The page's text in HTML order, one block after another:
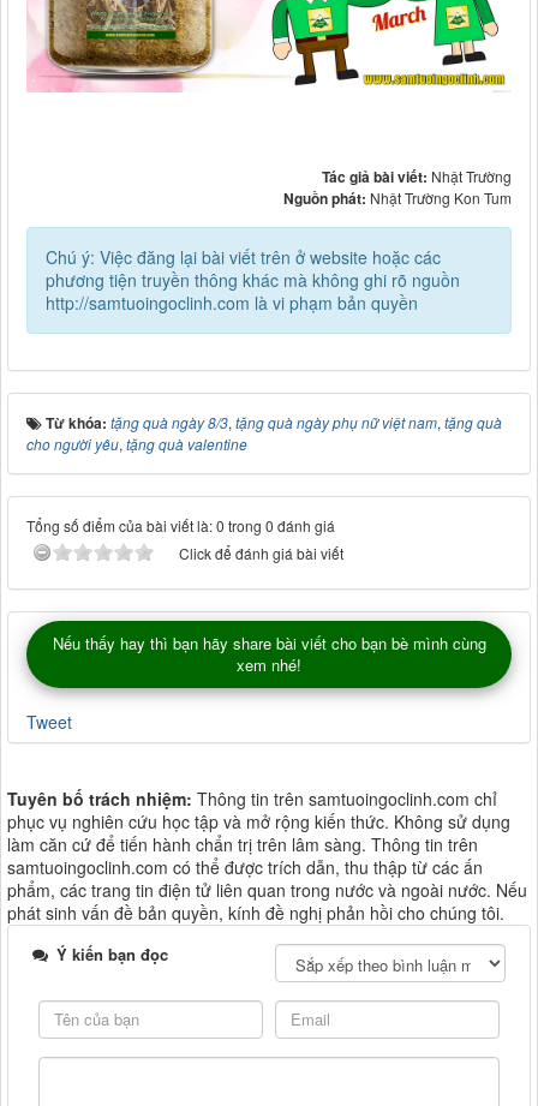
Tác giả bài viết: Nhật Trường
Nguồn phát: Nhật Trường Kon Tum
Chú ý: Việc đăng lại bài viết trên ở website hoặc các
phương tiện truyền thông khác mà không ghi rõ nguồn
http://samtuoingoclinh.com là vi phạm bản quyền
Từ khóa: tặng quà ngày 8/3, tặng quà ngày phụ nữ việt nam, tặng quà
cho người yêu, tặng quà valentine
Tổng số điểm của bài viết là: 0 trong 0 đánh giá
Click để đánh giá bài viết
Nếu thấy hay thì bạn hãy share bài viết cho bạn bè mình cùng
xem nhé!
Tweet
Tuyên bố trách nhiệm: Thông tin trên samtuoingoclinh.com chỉ
phục vụ nghiên cứu học tập và mở rộng kiến thức. Không sử dụng
làm căn cứ để tiến hành chẩn trị trên lâm sàng. Thông tin trên
samtuoingoclinh.com có thể được trích dẫn, thu thập từ các ấn
phẩm, các trang tin điện tử liên quan trong nước và ngoài nước. Nếu
phát sinh vấn đề bản quyền, kính đề nghị phản hồi cho chúng tôi.
Ý kiến bạn đọc